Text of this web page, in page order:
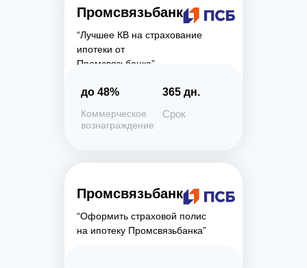
Промсвязьбанк
“Лучшее КВ на страхование
ипотеки от
Промсвязьбанка”
до 48%
Коммерческое
вознаграждение
365 дн.
Срок
Промсвязьбанк
“Оформить страховой полис
на ипотеку Промсвязьбанка”